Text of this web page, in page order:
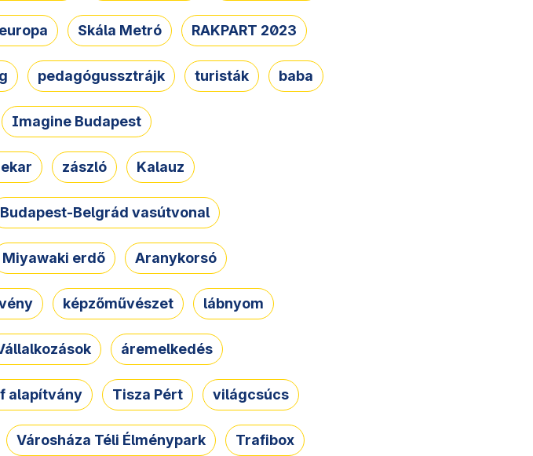
Skála Metró RAKPART 2023
pedagógussztrájk turisták baba
Imagine Budapest
zászló Kalauz
Budapest-Belgrád vasútvonal
Miyawaki erdő Aranykorsó
képzőművészet lábnyom
áremelkedés
alapítvány Tisza Pért világcsúcs
Városháza Téli Élménypark Trafibox